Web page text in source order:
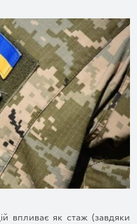
впливає як стаж (завдяки